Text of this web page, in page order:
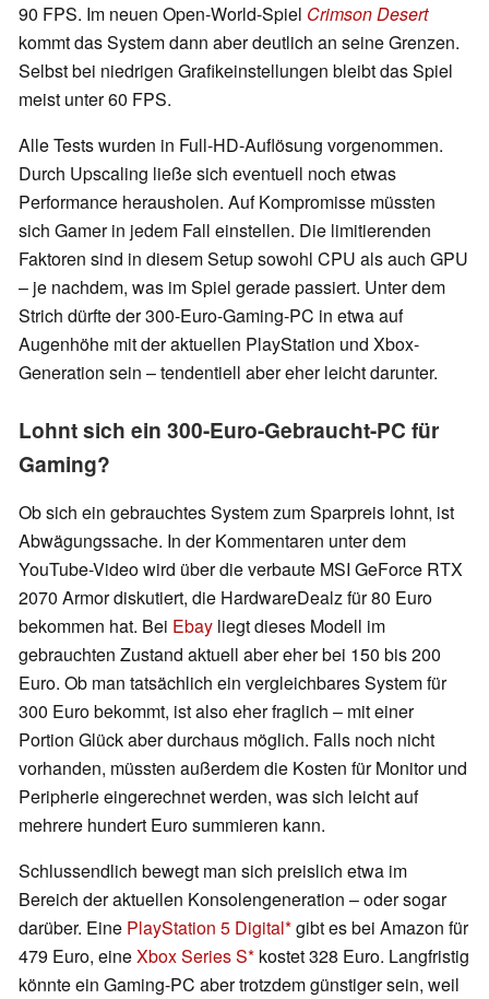
90 FPS. Im neuen Open-World-Spiel Crimson Desert
kommt das System dann aber deutlich an seine Grenzen.
Selbst bei niedrigen Grafikeinstellungen bleibt das Spiel
meist unter 60 FPS.
Alle Tests wurden in Full-HD-Auflösung vorgenommen.
Durch Upscaling ließe sich eventuell noch etwas
Performance herausholen. Auf Kompromisse müssten
sich Gamer in jedem Fall einstellen. Die limitierenden
Faktoren sind in diesem Setup sowohl CPU als auch GPU
– je nachdem, was im Spiel gerade passiert. Unter dem
Strich dürfte der 300-Euro-Gaming-PC in etwa auf
Augenhöhe mit der aktuellen PlayStation und Xbox-
Generation sein – tendentiell aber eher leicht darunter.
Lohnt sich ein 300-Euro-Gebraucht-PC für
Gaming?
Ob sich ein gebrauchtes System zum Sparpreis lohnt, ist
Abwägungssache. In der Kommentaren unter dem
YouTube-Video wird über die verbaute MSI GeForce RTX
2070 Armor diskutiert, die HardwareDealz für 80 Euro
bekommen hat. Bei Ebay liegt dieses Modell im
gebrauchten Zustand aktuell aber eher bei 150 bis 200
Euro. Ob man tatsächlich ein vergleichbares System für
300 Euro bekommt, ist also eher fraglich – mit einer
Portion Glück aber durchaus möglich. Falls noch nicht
vorhanden, müssten außerdem die Kosten für Monitor und
Peripherie eingerechnet werden, was sich leicht auf
mehrere hundert Euro summieren kann.
Schlussendlich bewegt man sich preislich etwa im
Bereich der aktuellen Konsolengeneration – oder sogar
darüber. Eine PlayStation 5 Digital gibt es bei Amazon für
479 Euro, eineXbox Series S kostet 328 Euro. Langfristig
könnte ein Gaming-PC aber trotzdem günstiger sein, weil